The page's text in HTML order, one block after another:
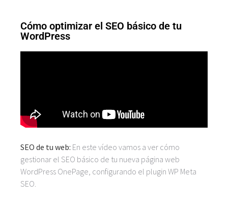
Cómo optimizar el SEO básico de tu
WordPress
SEO de tu web: En este vídeo vamos a ver cómo
gestionar el SEO básico de tu nueva página web
WordPress OnePage, configurando el plugin WP Meta
SEO.